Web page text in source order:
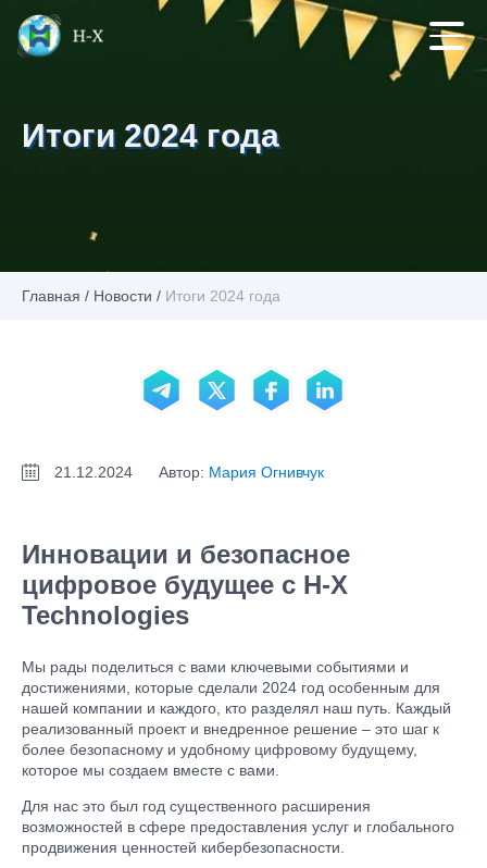
Итоги 2024 года
Главная / Новости / Итоги 2024 года
21.12.2024 Автор: Мария Огнивчук
Инновации и безопасное
цифровое будущее с H-X
Technologies
Мы рады поделиться с вами ключевыми событиями и
достижениями, которые сделали 2024 год особенным для
нашей компании и каждого, кто разделял наш путь. Каждый
реализованный проект и внедренное решение – это шаг к
более безопасному и удобному цифровому будущему,
которое мы создаем вместе с вами.
Для нас это был год существенного расширения
возможностей в сфере предоставления услуг и глобального
продвижения ценностей кибербезопасности.